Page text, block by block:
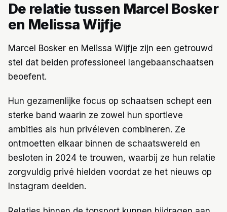
De relatie tussen Marcel Bosker
en Melissa Wijfje
Marcel Bosker en Melissa Wijfje zijn een getrouwd
stel dat beiden professioneel langebaanschaatsen
beoefent.
Hun gezamenlijke focus op schaatsen schept een
sterke band waarin ze zowel hun sportieve
ambities als hun privéleven combineren. Ze
ontmoetten elkaar binnen de schaatswereld en
besloten in 2024 te trouwen, waarbij ze hun relatie
zorgvuldig privé hielden voordat ze het nieuws op
Instagram deelden.